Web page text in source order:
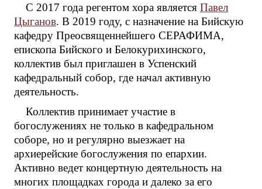
С 2017 года регентом хора является Павел
Цыганов. В 2019 году, с назначение на Бийскую
кафедру Преосвященнейшего СЕРАФИМА,
епископа Бийского и Белокурихинского,
коллектив был приглашен в Успенский
кафедральный собор, где начал активную
деятельность.
Коллектив принимает участие в
богослужениях не только в кафедральном
соборе, но и регулярно выезжает на
архиерейские богослужения по епархии.
Активно ведет концертную деятельность на
многих площадках города и далеко за его